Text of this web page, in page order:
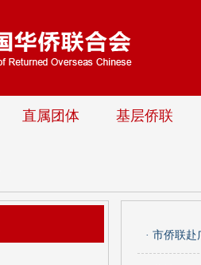
直属团体 基层侨联
· 市侨联